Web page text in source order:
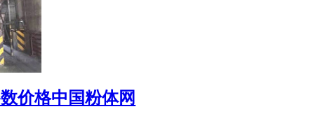
价格中国粉体网